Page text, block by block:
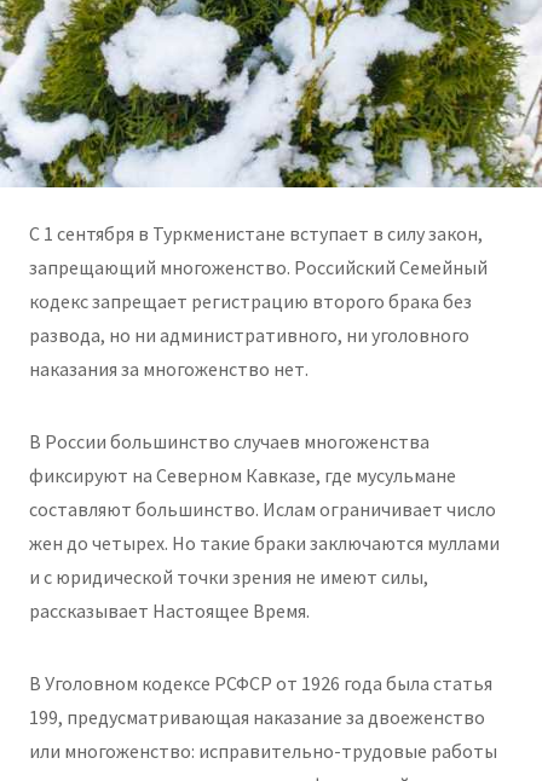
С 1 сентября в Туркменистане вступает в силу закон,
запрещающий многоженство. Российский Семейный
кодекс запрещает регистрацию второго брака без
развода, но ни административного, ни уголовного
наказания за многоженство нет.
В России большинство случаев многоженства
фиксируют на Северном Кавказе, где мусульмане
составляют большинство. Ислам ограничивает число
жен до четырех. Но такие браки заключаются муллами
и с юридической точки зрения не имеют силы,
рассказывает Настоящее Время.
В Уголовном кодексе РСФСР от 1926 года была статья
199, предусматривающая наказание за двоеженство
или многоженство: исправительно-трудовые работы